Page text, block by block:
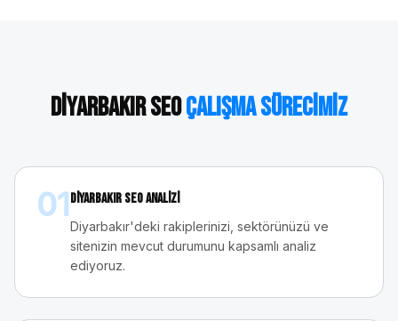
DiyarbakırSEOÇalışma Sürecimiz
01Diyarbakır SEO Analizi
Diyarbakır'deki rakiplerinizi, sektörünüzü ve
sitenizin mevcut durumunu kapsamlı analiz
ediyoruz.